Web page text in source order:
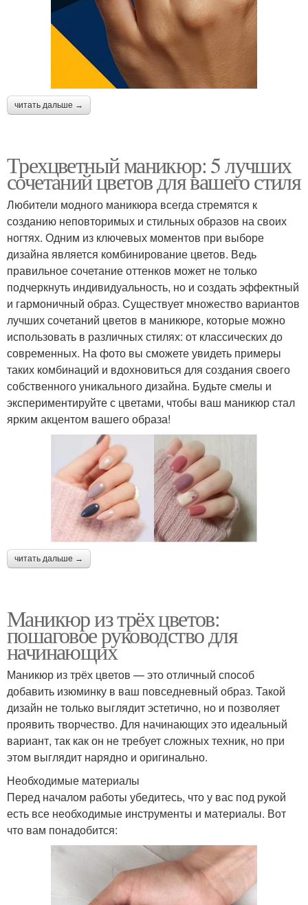
читать дальше →
Трехцветный маникюр: 5 лучших
сочетаний цветов для вашего стиля
Любители модного маникюра всегда стремятся к
созданию неповторимых и стильных образов на своих
ногтях. Одним из ключевых моментов при выборе
дизайна является комбинирование цветов. Ведь
правильное сочетание оттенков может не только
подчеркнуть индивидуальность, но и создать эффектный
и гармоничный образ. Существует множество вариантов
лучших сочетаний цветов в маникюре, которые можно
использовать в различных стилях: от классических до
современных. На фото вы сможете увидеть примеры
таких комбинаций и вдохновиться для создания своего
собственного уникального дизайна. Будьте смелы и
экспериментируйте с цветами, чтобы ваш маникюр стал
ярким акцентом вашего образа!
читать дальше →
Маникюр из трёх цветов:
пошаговое руководство для
начинающих
Маникюр из трёх цветов — это отличный способ
добавить изюминку в ваш повседневный образ. Такой
дизайн не только выглядит эстетично, но и позволяет
проявить творчество. Для начинающих это идеальный
вариант, так как он не требует сложных техник, но при
этом выглядит нарядно и оригинально.
Необходимые материалы
Перед началом работы убедитесь, что у вас под рукой
есть все необходимые инструменты и материалы. Вот
что вам понадобится: